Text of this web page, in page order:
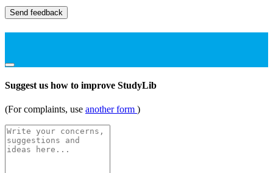
Send feedback
Suggest us how to improve StudyLib
(For complaints, use another form )